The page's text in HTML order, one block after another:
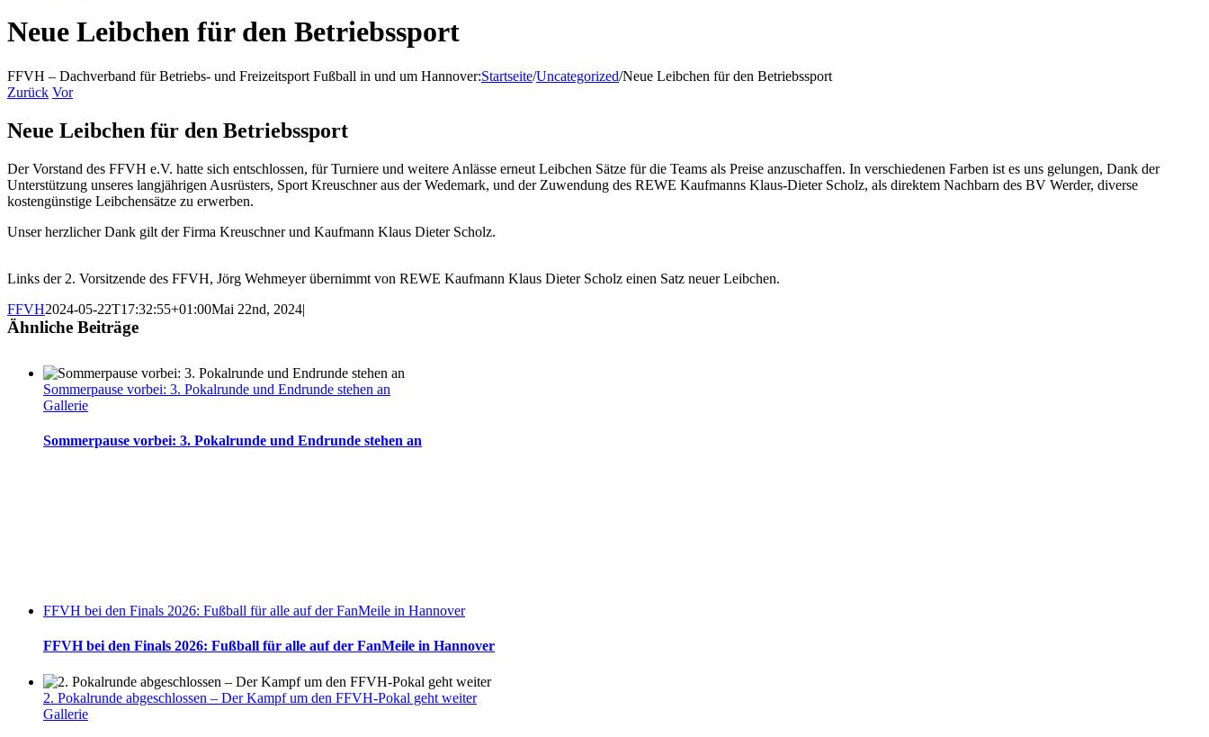
Neue Leibchen für den Betriebssport
FFVH – Dachverband für Betriebs- und Freizeitsport Fußball in und um Hannover:Startseite/Uncategorized/Neue Leibchen für den Betriebssport
Zurück Vor
Neue Leibchen für den Betriebssport
Der Vorstand des FFVH e.V. hatte sich entschlossen, für Turniere und weitere Anlässe erneut Leibchen Sätze für die Teams als Preise anzuschaffen. In verschiedenen Farben ist es uns gelungen, Dank der
Unterstützung unseres langjährigen Ausrüsters, Sport Kreuschner aus der Wedemark, und der Zuwendung des REWE Kaufmanns Klaus-Dieter Scholz, als direktem Nachbarn des BV Werder, diverse
kostengünstige Leibchensätze zu erwerben.
Unser herzlicher Dank gilt der Firma Kreuschner und Kaufmann Klaus Dieter Scholz.
Links der 2. Vorsitzende des FFVH, Jörg Wehmeyer übernimmt von REWE Kaufmann Klaus Dieter Scholz einen Satz neuer Leibchen.
FFVH2024-05-22T17:32:55+01:00Mai 22nd, 2024|
Ähnliche Beiträge
Sommerpause vorbei: 3. Pokalrunde und Endrunde stehen an
Gallerie
Sommerpause vorbei: 3. Pokalrunde und Endrunde stehen an
FFVH bei den Finals 2026: Fußball für alle auf der FanMeile in Hannover
FFVH bei den Finals 2026: Fußball für alle auf der FanMeile in Hannover
2. Pokalrunde abgeschlossen – Der Kampf um den FFVH-Pokal geht weiter
Gallerie